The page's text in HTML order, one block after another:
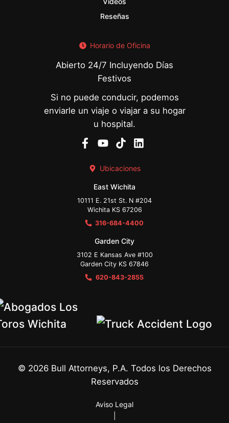
Reseñas
Horario de Oficina
Abierto 24/7 Incluyendo Días
Festivos
Si no puede conducir, podemos
enviarle un viaje o viajar a su hogar
u hospital.
Ubicaciones
East Wichita
10111 E. 21st St. N #204
Wichita KS 67206
316-684-4400
Garden City
3102 E Kansas Ave #100
Garden City KS 67846
620-843-2855
© 2026 Bull Attorneys, P.A. Todos los Derechos
Reservados
Aviso Legal